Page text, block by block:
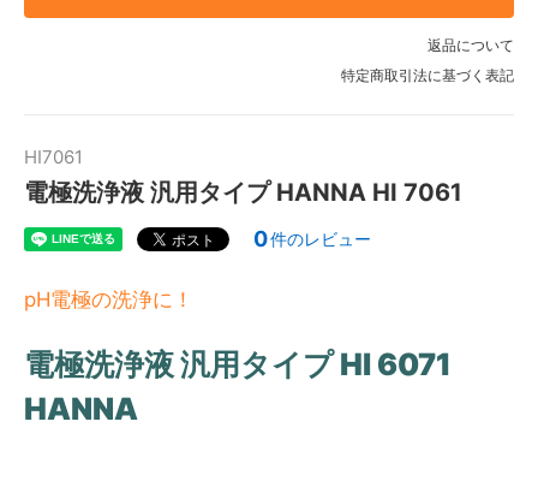
返品について
特定商取引法に基づく表記
HI7061
電極洗浄液 汎用タイプ HANNA HI 7061
0件のレビュー
pH電極の洗浄に！
電極洗浄液 汎用タイプ HI 6071
HANNA